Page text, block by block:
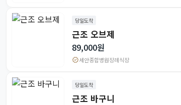
당일도착
근조 오브제
89,000원
verified세안종합병원장례식장
당일도착
근조 바구니